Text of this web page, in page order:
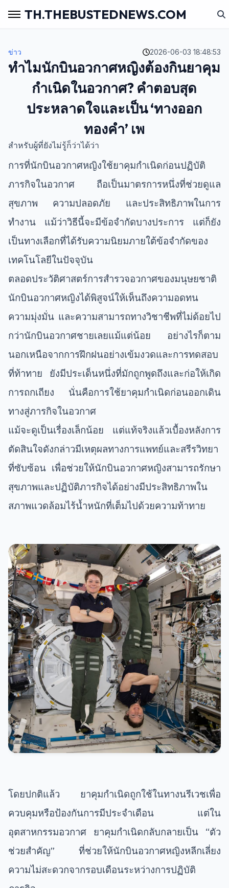
TH.THEBUSTEDNEWS.COM
ข่าว 2026-06-03 18:48:53
ทำไมนักบินอวกาศหญิงต้องกินยาคุม
กำเนิดในอวกาศ? คำตอบสุด
ประหลาดใจและเป็น ‘ทางออก
ทองคำ’ เพ
สำหรับผู้ที่ยังไม่รู้ก็ว่าได้ว่า
การที่นักบินอวกาศหญิงใช้ยาคุมกำเนิดก่อนปฏิบัติ
ภารกิจในอวกาศ ถือเป็นมาตรการหนึ่งที่ช่วยดูแล
สุขภาพ ความปลอดภัย และประสิทธิภาพในการ
ทำงาน แม้ว่าวิธีนี้จะมีข้อจำกัดบางประการ แต่ก็ยัง
เป็นทางเลือกที่ได้รับความนิยมภายใต้ข้อจำกัดของ
เทคโนโลยีในปัจจุบัน
ตลอดประวัติศาสตร์การสำรวจอวกาศของมนุษยชาติ
นักบินอวกาศหญิงได้พิสูจน์ให้เห็นถึงความอดทน
ความมุ่งมั่น และความสามารถทางวิชาชีพที่ไม่ด้อยไป
กว่านักบินอวกาศชายเลยแม้แต่น้อย อย่างไรก็ตาม
นอกเหนือจากการฝึกฝนอย่างเข้มงวดและการทดสอบ
ที่ท้าทาย ยังมีประเด็นหนึ่งที่มักถูกพูดถึงและก่อให้เกิด
การถกเถียง นั่นคือการใช้ยาคุมกำเนิดก่อนออกเดิน
ทางสู่ภารกิจในอวกาศ
แม้จะดูเป็นเรื่องเล็กน้อย แต่แท้จริงแล้วเบื้องหลังการ
ตัดสินใจดังกล่าวมีเหตุผลทางการแพทย์และสรีรวิทยา
ที่ซับซ้อน เพื่อช่วยให้นักบินอวกาศหญิงสามารถรักษา
สุขภาพและปฏิบัติภารกิจได้อย่างมีประสิทธิภาพใน
สภาพแวดล้อมไร้น้ำหนักที่เต็มไปด้วยความท้าทาย
โดยปกติแล้ว ยาคุมกำเนิดถูกใช้ในทางนรีเวชเพื่อ
ควบคุมหรือป้องกันการมีประจำเดือน แต่ใน
อุตสาหกรรมอวกาศ ยาคุมกำเนิดกลับกลายเป็น “ตัว
ช่วยสำคัญ” ที่ช่วยให้นักบินอวกาศหญิงหลีกเลี่ยง
ความไม่สะดวกจากรอบเดือนระหว่างการปฏิบัติ